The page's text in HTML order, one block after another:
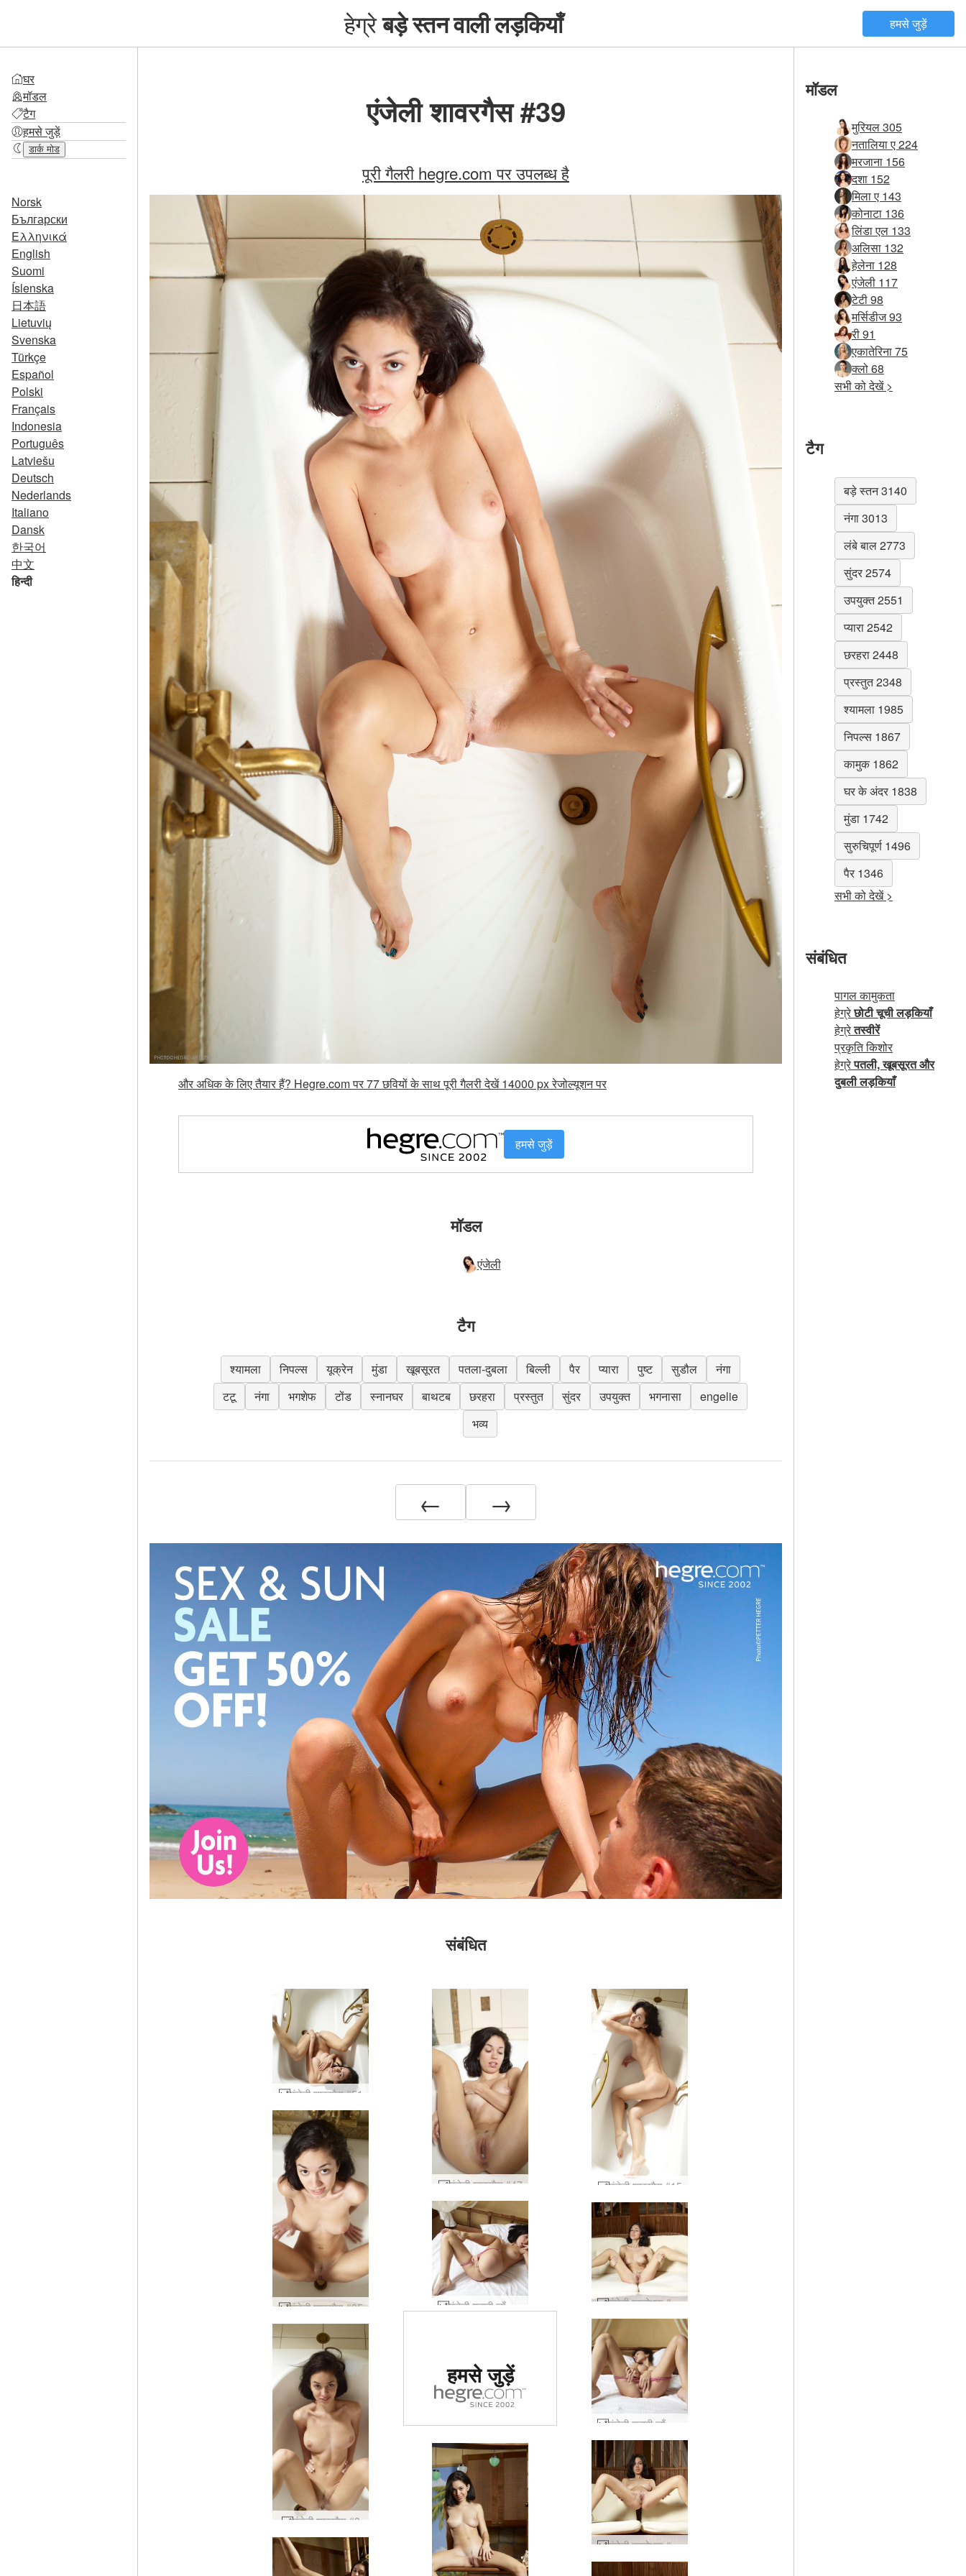
हेग्रेबड़े स्तन वाली लड़कियाँ हमसे जुड़ें
घर
मॉडल
टैग
हमसे जुड़ें
डार्क मोड
Norsk
Български
Ελληνικά
English
Suomi
Íslenska
日本語
Lietuvių
Svenska
Türkçe
Español
Polski
Français
Indonesia
Português
Latviešu
Deutsch
Nederlands
Italiano
Dansk
한국어
中文
हिन्दी
एंजेली शावरगैस #39
पूरी गैलरी hegre.com पर उपलब्ध है
और अधिक के लिए तैयार हैं? Hegre.com पर 77 छवियों के साथ पूरी गैलरी देखें 14000 px रेजोल्यूशन पर
हमसे जुड़ें
मॉडल
एंजेली
टैग
श्यामला निपल्स यूक्रेन मुंडा खूबसूरत पतला-दुबला बिल्ली पैर प्यारा पुष्ट सुडौल
नंगा
टटू
नंगा भगशेफ टोंड स्नानघर बाथटब छरहरा प्रस्तुत सुंदर उपयुक्त भगनासा
engelie
भव्य
← →
संबंधित
एंजेली शावरगैस #51
एंजेली शावरगैस #47 एंजेली शावरगैस #15
एंजेली शावरगैस #35 एंजेली गुलाबी जाँघिया #65 एंजेली प्रलोभक #42
एंजेली गुलाबी जाँघिया #61
दुनिया में #1 कामुक
साइट का दर्जा दिया
गया
हमसे जुड़ें
एंजेली शावरगैस #3
एंजेली प्रलोभक #38
मॉडल
मुरियल 305
नतालिया ए 224
मरजाना 156
दशा 152
मिला ए 143
कोनाटा 136
लिंडा एल 133
अलिसा 132
हेलेना 128
एंजेली 117
टेटी 98
मर्सिडीज 93
री 91
एकातेरिना 75
क्लो 68
सभी को देखें >
टैग
बड़े स्तन 3140
नंगा 3013
लंबे बाल 2773
सुंदर 2574
उपयुक्त 2551
प्यारा 2542
छरहरा 2448
प्रस्तुत 2348
श्यामला 1985
निपल्स 1867
कामुक 1862
घर के अंदर 1838
मुंडा 1742
सुरुचिपूर्ण 1496
पैर 1346
सभी को देखें >
संबंधित
पागल कामुकता
हेग्रेछोटी चूची लड़कियाँ
हेग्रेतस्वीरें
प्रकृति किशोर
हेग्रेपतली, खूबसूरत और
दुबली लड़कियाँ